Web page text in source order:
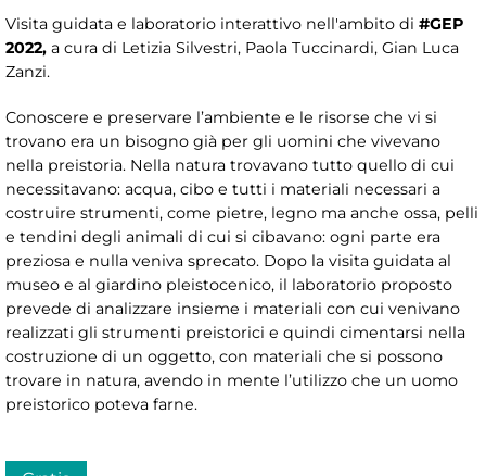
Visita guidata e laboratorio interattivo nell'ambito di #GEP
2022, a cura di Letizia Silvestri, Paola Tuccinardi, Gian Luca
Zanzi.
Conoscere e preservare l’ambiente e le risorse che vi si
trovano era un bisogno già per gli uomini che vivevano
nella preistoria. Nella natura trovavano tutto quello di cui
necessitavano: acqua, cibo e tutti i materiali necessari a
costruire strumenti, come pietre, legno ma anche ossa, pelli
e tendini degli animali di cui si cibavano: ogni parte era
preziosa e nulla veniva sprecato. Dopo la visita guidata al
museo e al giardino pleistocenico, il laboratorio proposto
prevede di analizzare insieme i materiali con cui venivano
realizzati gli strumenti preistorici e quindi cimentarsi nella
costruzione di un oggetto, con materiali che si possono
trovare in natura, avendo in mente l’utilizzo che un uomo
preistorico poteva farne.